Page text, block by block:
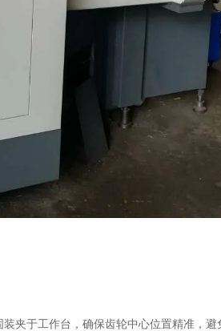
于工作台，确保齿轮中心位置精准，避